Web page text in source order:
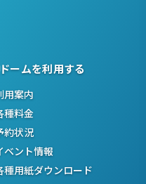
ドームを利用する
用案内
種料金
約状況
ベント情報
種用紙ダウンロード